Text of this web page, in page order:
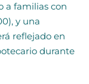
a familias con
y una
reflejado en
durante